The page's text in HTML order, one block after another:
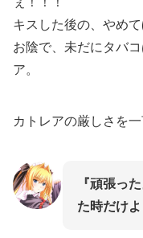
キスした後の、やめ
お陰で、未だにタバ
ア。
カトレアの厳しさを
『頑張っ
た時だけよ